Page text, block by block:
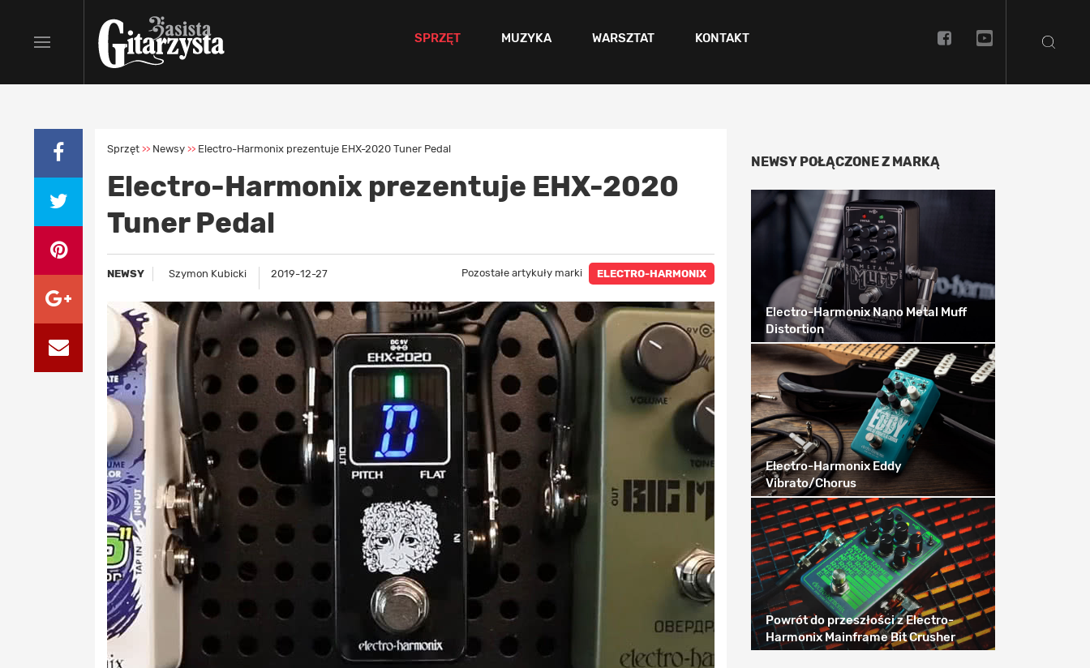
SPRZĘT MUZYKA WARSZTAT KONTAKT
Sprzęt >> Newsy >> Electro-Harmonix prezentuje EHX-2020 Tuner Pedal
Electro-Harmonix prezentuje EHX-2020
Tuner Pedal
NEWSY Szymon Kubicki 2019-12-27 Pozostałe artykuły marki ELECTRO-HARMONIX
NEWSY POŁĄCZONE Z MARKĄ
Electro-Harmonix Nano Metal Muff
Distortion
Electro-Harmonix Eddy
Vibrato/Chorus
Powrót do przeszłości z Electro-
Harmonix Mainframe Bit Crusher